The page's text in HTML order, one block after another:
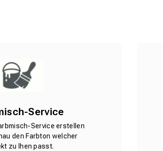
Service
Service erstellen
den Farbton welcher
zu Ihen passt.